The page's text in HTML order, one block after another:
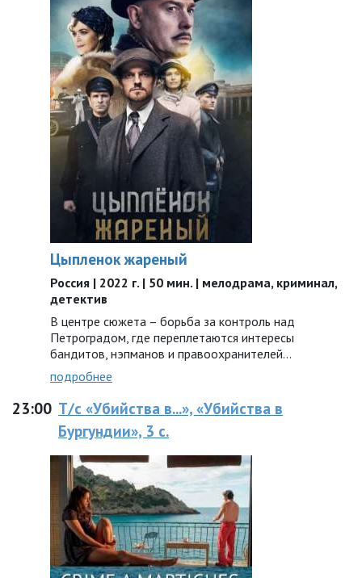
Цыпленок жареный
Россия | 2022 г. | 50 мин. | мелодрама, криминал,
детектив
В центре сюжета – борьба за контроль над
Петроградом, где переплетаются интересы
бандитов, нэпманов и правоохранителей…
подробнее
23:00 Т/с «Убийства в...», «Убийства в
Бургундии», 3 с.